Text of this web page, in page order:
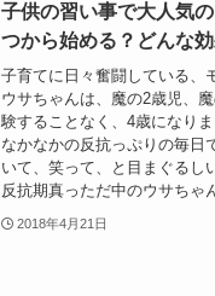
子供の習い事で大人気
つから始める？どんな
子育てに日々奮闘している、
ウサちゃんは、魔の2歳児、
験することなく、4歳になりま
なかなかの反抗っぷりの毎日
いて、笑って、と目まぐるし
反抗期真っただ中のウサちゃ
2018年4月21日